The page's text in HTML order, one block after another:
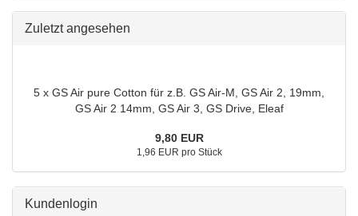
Zuletzt angesehen
5 x GS Air pure Cotton für z.B. GS Air-M, GS Air 2, 19mm,
GS Air 2 14mm, GS Air 3, GS Drive, Eleaf
9,80 EUR
1,96 EUR pro Stück
Kundenlogin